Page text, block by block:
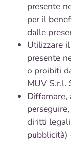
presente
per il
dalle
Utilizzare
presente
o proibiti
MUV S.r.l.
Diffamare,
diritti
pubblicità)